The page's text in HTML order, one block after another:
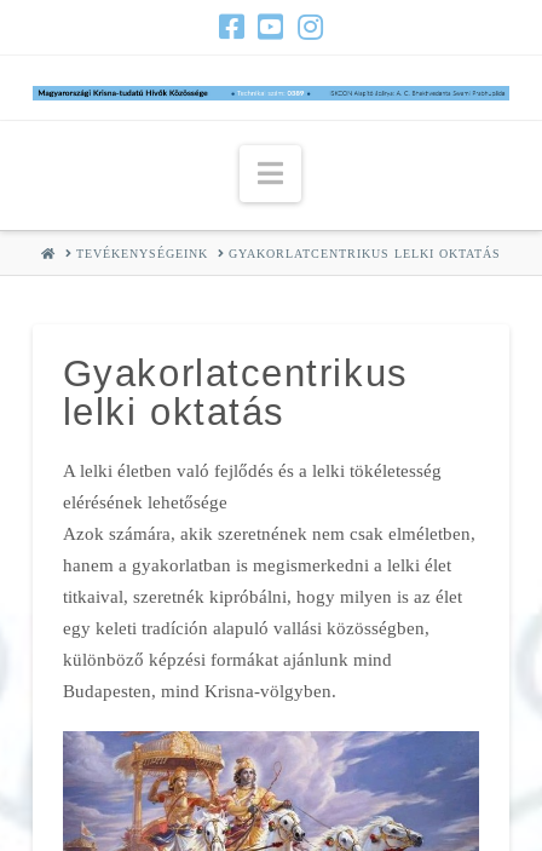
Navigation
HOMETEVÉKENYSÉGEINK GYAKORLATCENTRIKUS LELKI OKTATÁS
Gyakorlatcentrikus
lelki oktatás
A lelki életben való fejlődés és a lelki tökéletesség
elérésének lehetősége
Azok számára, akik szeretnének nem csak elméletben,
hanem a gyakorlatban is megismerkedni a lelki élet
titkaival, szeretnék kipróbálni, hogy milyen is az élet
egy keleti tradíción alapuló vallási közösségben,
különböző képzési formákat ajánlunk mind
Budapesten, mind Krisna-völgyben.